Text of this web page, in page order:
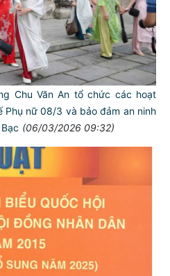
Chu Văn An tổ chức các hoạt
Phụ nữ 08/3 và bảo đảm an ninh
(06/03/2026 09:32)